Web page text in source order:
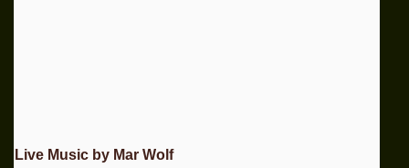
Live Music by Mar Wolf